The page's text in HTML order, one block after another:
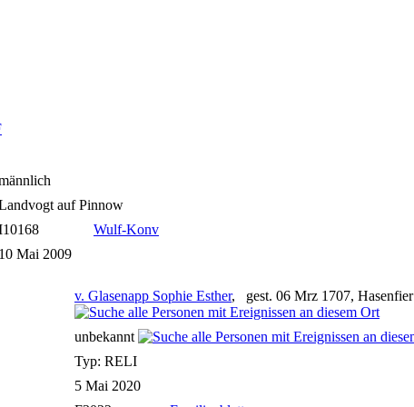
auf Pinnow
Wulf-Konv
10 Mai 2009
v. Glasenapp Sophie Esther, gest. 06 Mrz 1707, Hasenfier
unbekannt
Typ: RELI
5 Mai 2020